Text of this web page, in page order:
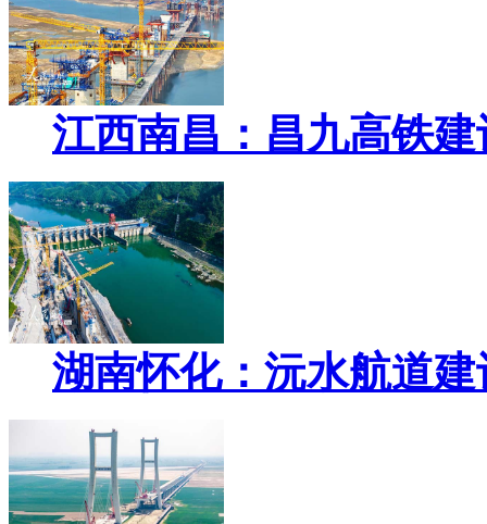
江西南昌：昌九高铁
湖南怀化：沅水航道